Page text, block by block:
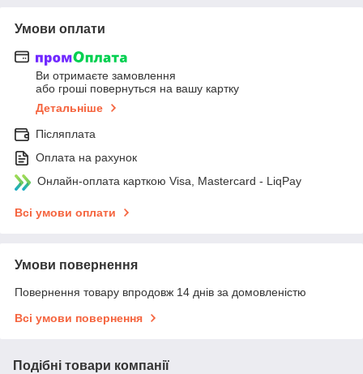
Умови оплати
Ви отримаєте замовлення
або гроші повернуться на вашу картку
Детальніше
Післяплата
Оплата на рахунок
Онлайн-оплата карткою Visa, Mastercard - LiqPay
Всі умови оплати
Умови повернення
Повернення товару впродовж 14 днів за домовленістю
Всі умови повернення
Подібні товари компанії